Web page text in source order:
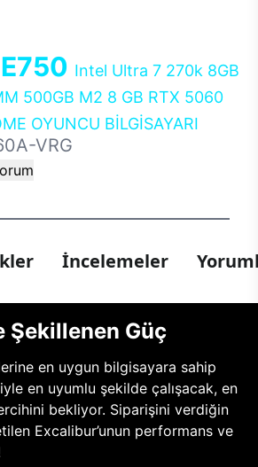
Intel Ultra 7 270k 8GB
500GB M2 8 GB RTX 5060
OYUNCU BİLGİSAYARI
VRG
İncelemeler
Şekillenen Güç
en uygun bilgisayara sahip
en uyumlu şekilde çalışacak, en
bekliyor. Siparişini verdiğin
Excalibur’unun performans ve